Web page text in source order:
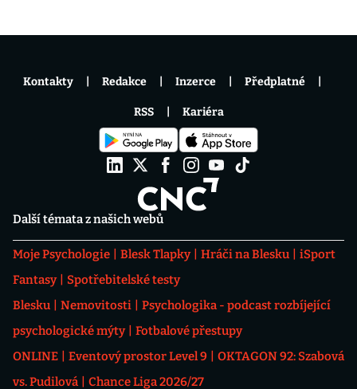
Další témata z našich webů
Moje Psychologie Blesk Tlapky Hráči na Blesku
iSport
Fantasy
Spotřebitelské testy
Blesku
Nemovitosti
Psychologika - podcast rozbíjející
psychologické mýty
Fotbalové přestupy
ONLINE
Eventový prostor Level 9
OKTAGON 92: Szabová
vs. Pudilová
Chance Liga 2026/27
Kontakty Redakce Inzerce Předplatné
RSS Kariéra